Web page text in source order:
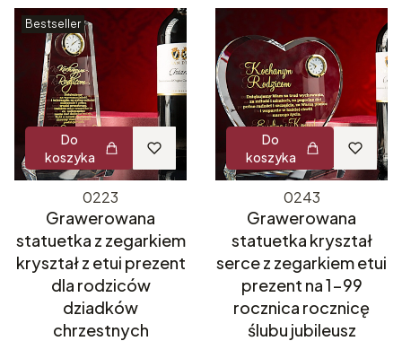
Bestseller
Do
koszyka
0223
Grawerowana
statuetka z zegarkiem
kryształ z etui prezent
dla rodziców
dziadków
chrzestnych
Do
koszyka
0243
Grawerowana
statuetka kryształ
serce z zegarkiem etui
prezent na 1-99
rocznica rocznicę
ślubu jubileusz